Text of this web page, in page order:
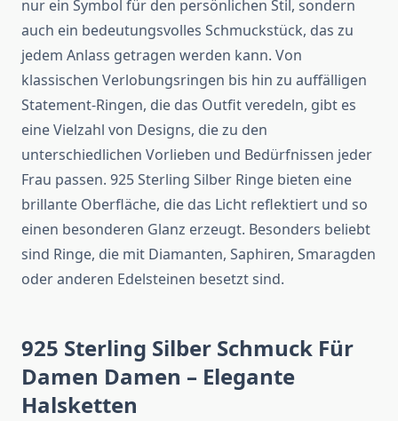
nur ein Symbol für den persönlichen Stil, sondern
auch ein bedeutungsvolles Schmuckstück, das zu
jedem Anlass getragen werden kann. Von
klassischen Verlobungsringen bis hin zu auffälligen
Statement-Ringen, die das Outfit veredeln, gibt es
eine Vielzahl von Designs, die zu den
unterschiedlichen Vorlieben und Bedürfnissen jeder
Frau passen. 925 Sterling Silber Ringe bieten eine
brillante Oberfläche, die das Licht reflektiert und so
einen besonderen Glanz erzeugt. Besonders beliebt
sind Ringe, die mit Diamanten, Saphiren, Smaragden
oder anderen Edelsteinen besetzt sind.
925 Sterling Silber Schmuck Für
Damen Damen – Elegante
Halsketten